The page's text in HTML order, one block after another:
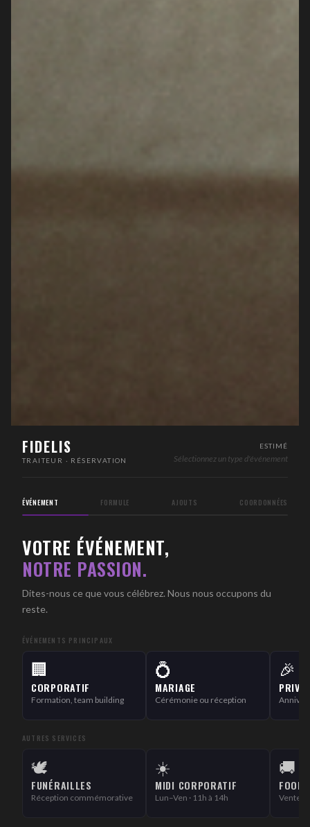
FIDELIS
TRAITEUR · RÉSERVATION
ESTIMÉ
Sélectionnez un type d'événement
ÉVÉNEMENT FORMULE AJOUTS COORDONNÉES
VOTRE ÉVÉNEMENT,
NOTRE PASSION.
Dites-nous ce que vous célébrez. Nous nous occupons du
reste.
ÉVÉNEMENTS PRINCIPAUX
🏢
CORPORATIF
Formation, team building
💍
MARIAGE
Cérémonie ou réception
🎉
PRIVÉ
AUTRES SERVICES
🕊️
FUNÉRAILLES
Réception commémorative
☀️
MIDI CORPORATIF
Lun–Ven · 11h à 14h
🚚
FOOD
Vente